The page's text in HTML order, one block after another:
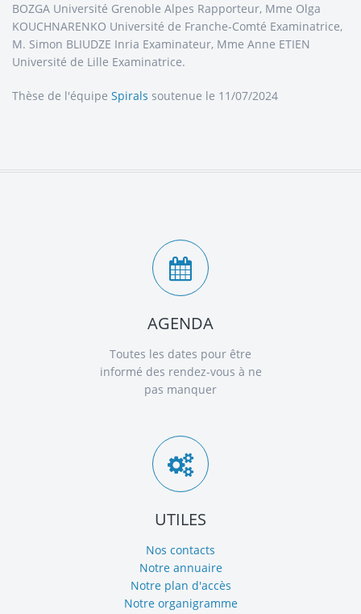
BOZGA Université Grenoble Alpes Rapporteur, Mme Olga
KOUCHNARENKO Université de Franche-Comté Examinatrice,
M. Simon BLIUDZE Inria Examinateur, Mme Anne ETIEN
Université de Lille Examinatrice.
Thèse de l'équipe Spirals soutenue le 11/07/2024
AGENDA
Toutes les dates pour être
informé des rendez-vous à ne
pas manquer
UTILES
Nos contacts
Notre annuaire
Notre plan d'accès
Notre organigramme